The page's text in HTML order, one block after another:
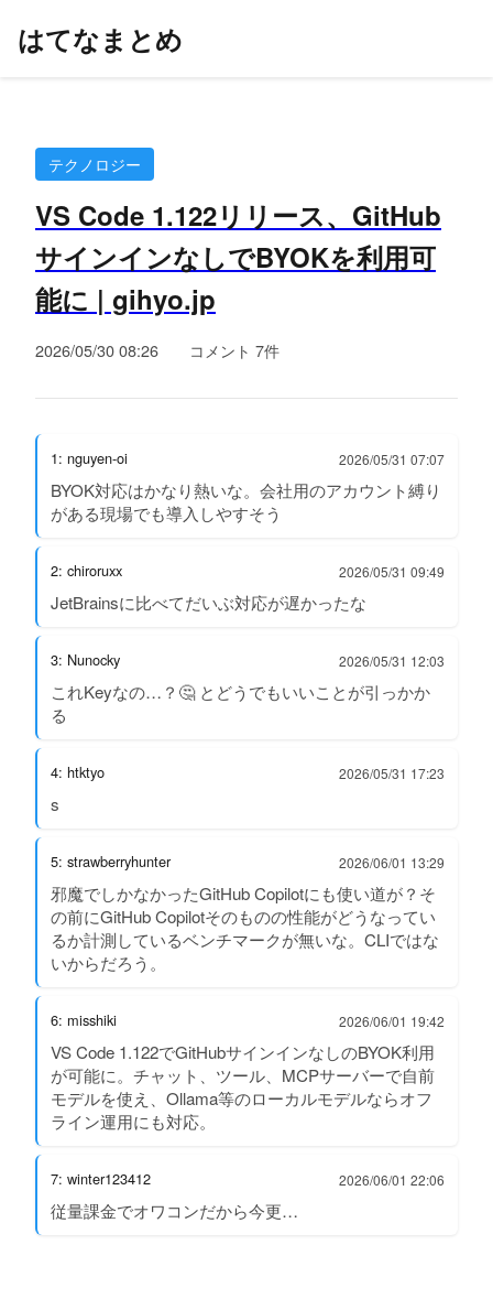
はてなまとめ
テクノロジー
VS Code 1.122リリース、GitHub
サインインなしでBYOKを利用可
能に | gihyo.jp
2026/05/30 08:26 コメント 7件
1: nguyen-oi 2026/05/31 07:07
BYOK対応はかなり熱いな。会社用のアカウント縛り
がある現場でも導入しやすそう
2: chiroruxx 2026/05/31 09:49
JetBrainsに比べてだいぶ対応が遅かったな
3: Nunocky 2026/05/31 12:03
これKeyなの…？🤔 とどうでもいいことが引っかか
る
4: htktyo 2026/05/31 17:23
s
5: strawberryhunter 2026/06/01 13:29
邪魔でしかなかったGitHub Copilotにも使い道が？そ
の前にGitHub Copilotそのものの性能がどうなってい
るか計測しているベンチマークが無いな。CLIではな
いからだろう。
6: misshiki 2026/06/01 19:42
VS Code 1.122でGitHubサインインなしのBYOK利用
が可能に。チャット、ツール、MCPサーバーで自前
モデルを使え、Ollama等のローカルモデルならオフ
ライン運用にも対応。
7: winter123412 2026/06/01 22:06
従量課金でオワコンだから今更…